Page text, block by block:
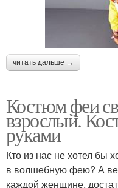
читать дальше →
Костюм феи
взрослый.
руками
Кто из нас не хотел бы
в волшебную фею? А
каждой женщине,